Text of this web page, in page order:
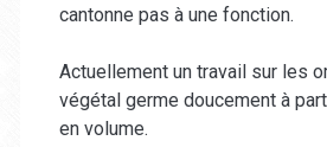
cantonne pas à une fonction.
Actuellement un travail sur les
végétal germe doucement à
en volume.